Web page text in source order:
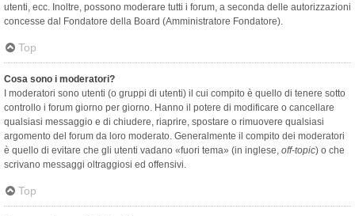
utenti, ecc. Inoltre, possono moderare tutti i forum, a seconda delle autorizzazioni
concesse dal Fondatore della Board (Amministratore Fondatore).
Top
Cosa sono i moderatori?
I moderatori sono utenti (o gruppi di utenti) il cui compito è quello di tenere sotto
controllo i forum giorno per giorno. Hanno il potere di modificare o cancellare
qualsiasi messaggio e di chiudere, riaprire, spostare o rimuovere qualsiasi
argomento del forum da loro moderato. Generalmente il compito dei moderatori
è quello di evitare che gli utenti vadano «fuori tema» (in inglese, off-topic) o che
scrivano messaggi oltraggiosi ed offensivi.
Top